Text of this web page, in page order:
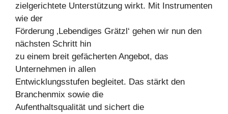
zielgerichtete Unterstützung wirkt. Mit Instrumenten
wie der
Förderung ‚Lebendiges Grätzl‘ gehen wir nun den
nächsten Schritt hin
zu einem breit gefächerten Angebot, das
Unternehmen in allen
Entwicklungsstufen begleitet. Das stärkt den
Branchenmix sowie die
Aufenthaltsqualität und sichert die